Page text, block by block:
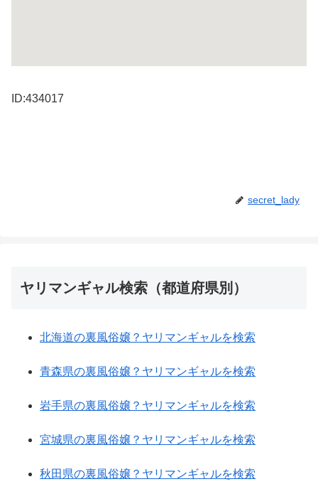
ID:434017
secret_lady
ヤリマンギャル検索（都道府県別）
北海道の裏風俗嬢？ヤリマンギャルを検索
青森県の裏風俗嬢？ヤリマンギャルを検索
岩手県の裏風俗嬢？ヤリマンギャルを検索
宮城県の裏風俗嬢？ヤリマンギャルを検索
秋田県の裏風俗嬢？ヤリマンギャルを検索